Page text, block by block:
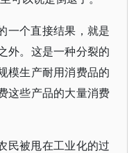
一个直接结果，就是
外。这是一种分裂的
模生产耐用消费品的
这些产品的大量消费
民被甩在工业化的过